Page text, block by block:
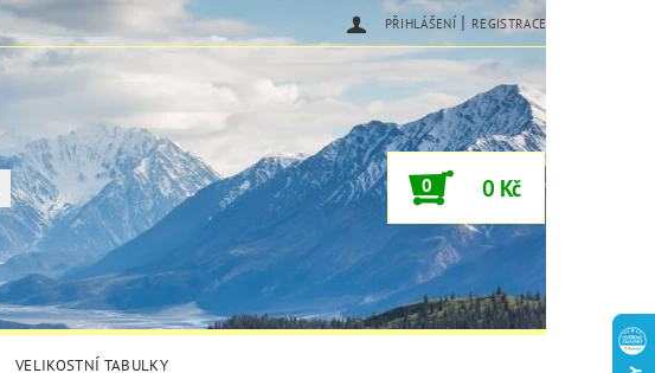
PŘIHLÁŠENÍ | REGISTRACE
0 0 Kč
VELIKOSTNÍ TABULKY